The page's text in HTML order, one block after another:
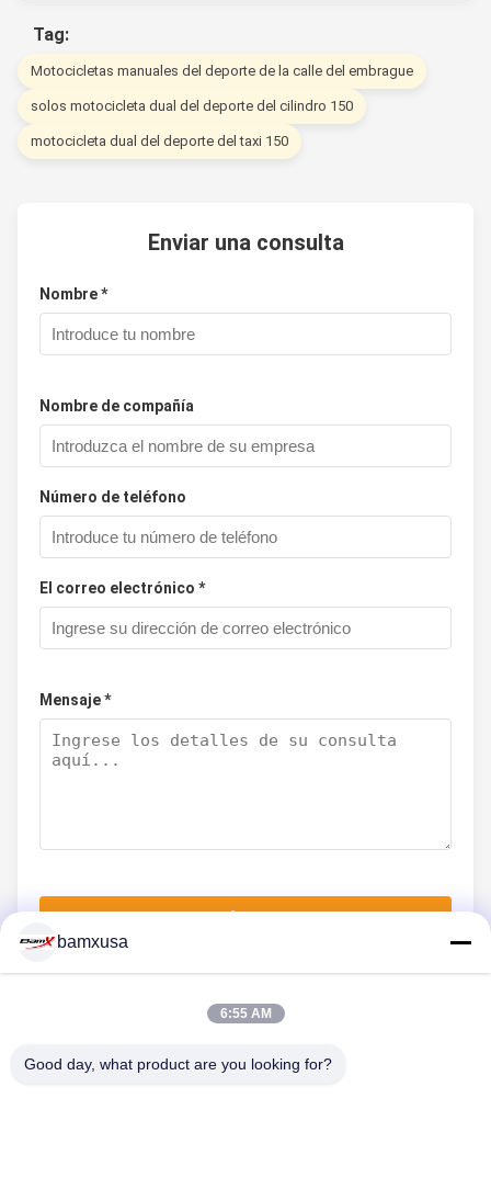
Tag:
Motocicletas manuales del deporte de la calle del embrague
solos motocicleta dual del deporte del cilindro 150
motocicleta dual del deporte del taxi 150
Enviar una consulta
Nombre *
Nombre de compañía
Número de teléfono
El correo electrónico *
Mensaje *
bamxusa
6:55 AM
Good day, what product are you looking for?